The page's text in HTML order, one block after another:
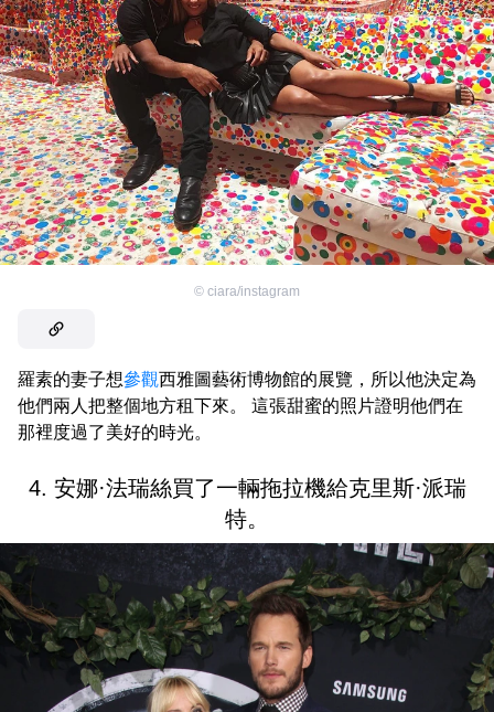
© ciara/instagram
羅素的妻子想參觀西雅圖藝術博物館的展覽，所以他決定為
他們兩人把整個地方租下來。 這張甜蜜的照片證明他們在
那裡度過了美好的時光。
4. 安娜·法瑞絲買了一輛拖拉機給克里斯·派瑞
特。